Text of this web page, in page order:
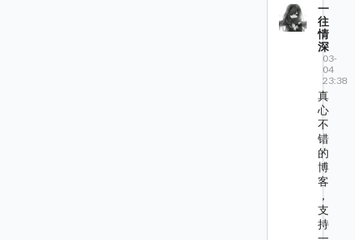
一
往
情
深
03-
04
23:38
真
心
不
错
的
博
客
，
支
持